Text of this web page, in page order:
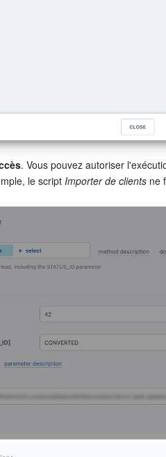
. Vous pouvez autoriser
le script Importer de clients ne